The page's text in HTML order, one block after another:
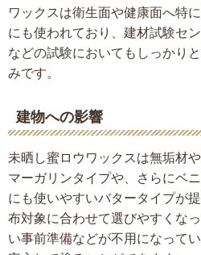
ワックスは衛生面や健康面へ特
にも使われており、建材試験セ
などの試験においてもしっかり
みです。
建物への影響
未晒し蜜ロウワックスは無垢材
マーガリンタイプや、さらにベ
にも使いやすいバタータイプが
布対象に合わせて選びやすくな
い事前準備などが不用になって